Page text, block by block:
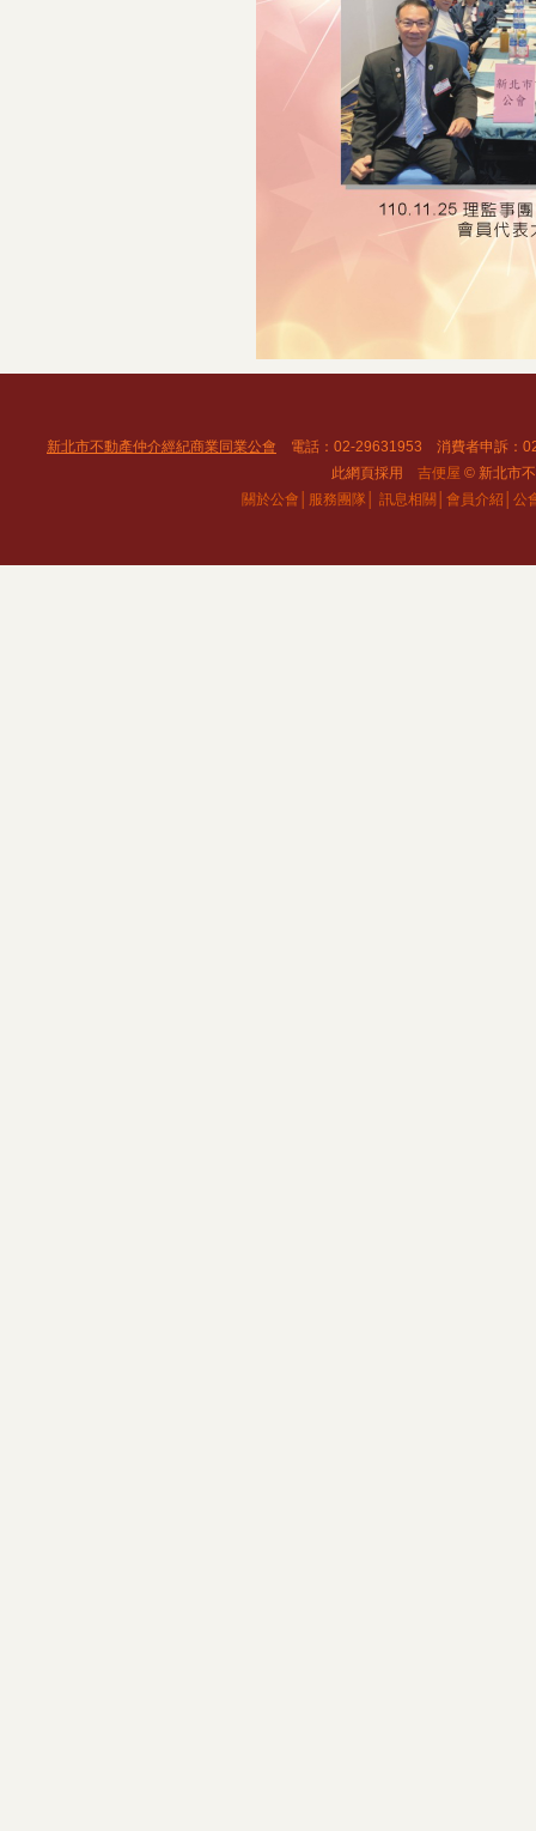
新北市不動產仲介經紀商業同業公會 電話：02-29631953 消費者申訴：
此網頁採用 吉便屋 © 新北市
關於公會│ 服務團隊│ 訊息相關│ 會員介紹│ 公